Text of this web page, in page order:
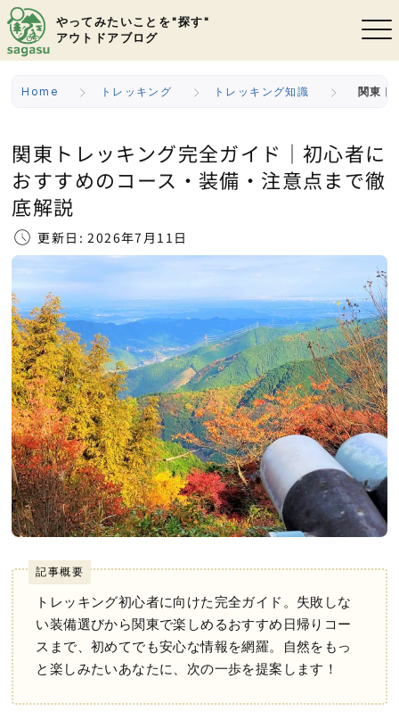
やってみたいことを"探す"
アウトドアブログ
Home トレッキング トレッキング知識 関東ト
関東トレッキング完全ガイド｜初心者に
おすすめのコース・装備・注意点まで徹
底解説
更新日: 2026年7月11日
記事概要
トレッキング初心者に向けた完全ガイド。失敗しな
い装備選びから関東で楽しめるおすすめ日帰りコー
スまで、初めてでも安心な情報を網羅。自然をもっ
と楽しみたいあなたに、次の一歩を提案します！